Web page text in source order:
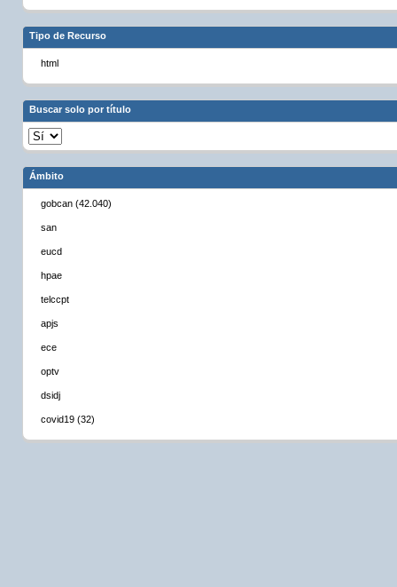
Tipo de Recurso
html
Buscar solo por título
Ámbito
gobcan (42.040)
san
eucd
hpae
telccpt
apjs
ece
optv
dsidj
covid19 (32)